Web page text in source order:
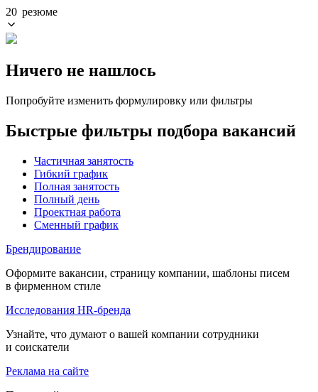
20 резюме
Ничего не нашлось
Попробуйте изменить формулировку или фильтры
Быстрые фильтры подбора вакансий
Частичная занятость
Гибкий график
Полная занятость
Полный день
Проектная работа
Сменный график
Брендирование
Оформите вакансии, страницу компании, шаблоны писем
в фирменном стиле
Исследования HR-бренда
Узнайте, что думают о вашей компании сотрудники
и соискатели
Реклама на сайте